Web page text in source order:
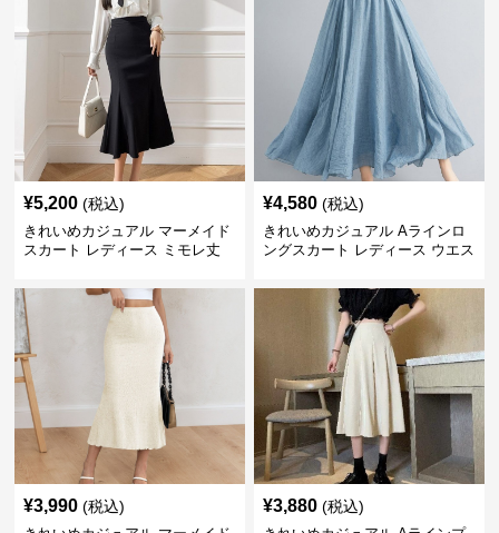
¥5,200 (税込)
きれいめカジュアル マーメイド
スカート レディース ミモレ丈
美シルエット 上品 エレガント
¥4,580 (税込)
きれいめカジュアル Aラインロ
ングスカート レディース ウエス
イズ ナチュラル エスニック風
フレアシルエット
¥3,990 (税込) ¥3,880 (税込)